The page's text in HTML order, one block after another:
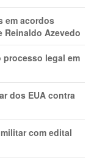
em acordos
Reinaldo Azevedo
processo legal em
dos EUA contra
com edital